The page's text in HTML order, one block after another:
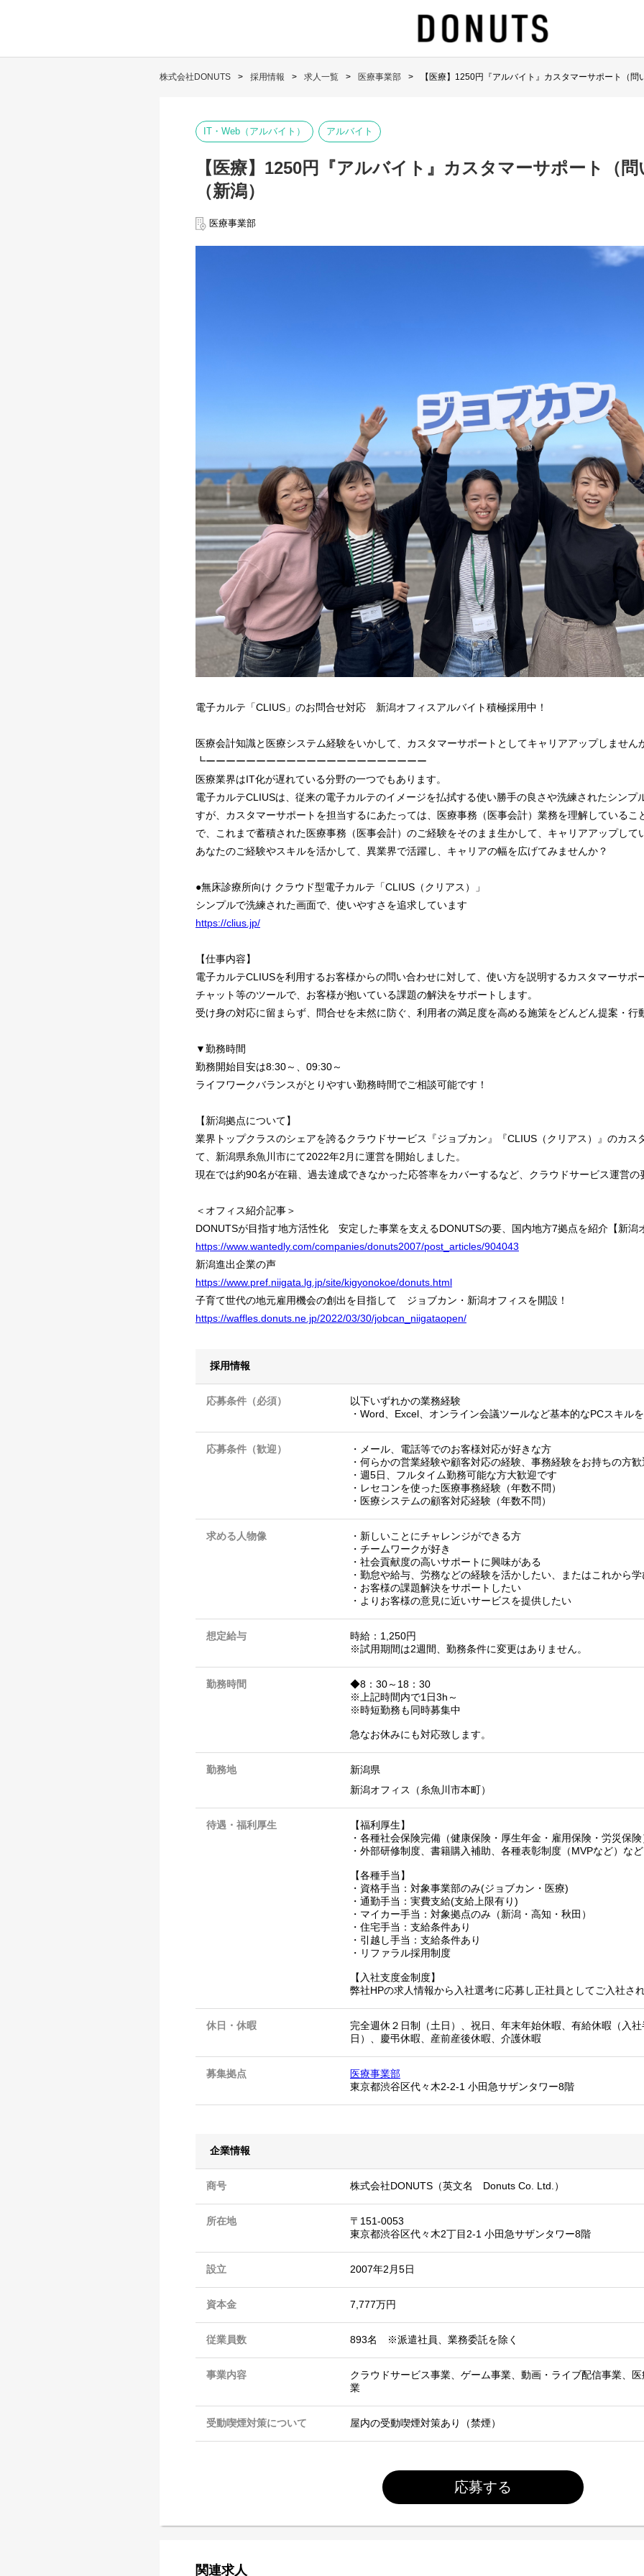
株式会社DONUTS 採用情報 求人一覧 医療事業部 【医療】1250円『アルバイト』カスタマーサポート（問
IT・Web（アルバイト） アルバイト
【医療】1250円『アルバイト』カスタマーサポート（
（新潟）
医療事業部
電子カルテ「CLIUS」のお問合せ対応 新潟オフィスアルバイト積極採用中！
医療会計知識と医療システム経験をいかして、カスタマーサポートとしてキャリアアップしません
┗ーーーーーーーーーーーーーーーーーーーーーー
医療業界はIT化が遅れている分野の一つでもあります。
電子カルテCLIUSは、従来の電子カルテのイメージを払拭する使い勝手の良さや洗練されたシンプ
すが、カスタマーサポートを担当するにあたっては、医療事務（医事会計）業務を理解しているこ
で、これまで蓄積された医療事務（医事会計）のご経験をそのまま生かして、キャリアアップして
あなたのご経験やスキルを活かして、異業界で活躍し、キャリアの幅を広げてみませんか？
●無床診療所向け クラウド型電子カルテ「CLIUS（クリアス）」
シンプルで洗練された画面で、使いやすさを追求しています
https://clius.jp/
【仕事内容】
電子カルテCLIUSを利用するお客様からの問い合わせに対して、使い方を説明するカスタマーサポ
チャット等のツールで、お客様が抱いている課題の解決をサポートします。
受け身の対応に留まらず、問合せを未然に防ぐ、利用者の満足度を高める施策をどんどん提案・行
▼勤務時間
勤務開始目安は8:30～、09:30～
ライフワークバランスがとりやすい勤務時間でご相談可能です！
【新潟拠点について】
業界トップクラスのシェアを誇るクラウドサービス『ジョブカン』『CLIUS（クリアス）』のカス
て、新潟県糸魚川市にて2022年2月に運営を開始しました。
現在では約90名が在籍、過去達成できなかった応答率をカバーするなど、クラウドサービス運営の
＜オフィス紹介記事＞
DONUTSが目指す地方活性化 安定した事業を支えるDONUTSの要、国内地方7拠点を紹介【新潟
https://www.wantedly.com/companies/donuts2007/post_articles/904043
新潟進出企業の声
https://www.pref.niigata.lg.jp/site/kigyonokoe/donuts.html
子育て世代の地元雇用機会の創出を目指して ジョブカン・新潟オフィスを開設！
https://waffles.donuts.ne.jp/2022/03/30/jobcan_niigataopen/
採用情報
応募条件（必須）
以下いずれかの業務経験
・Word、Excel、オンライン会議ツールなど基本的なPCスキル
応募条件（歓迎）
・メール、電話等でのお客様対応が好きな方
・何らかの営業経験や顧客対応の経験、事務経験をお持ちの方
・週5日、フルタイム勤務可能な方大歓迎です
・レセコンを使った医療事務経験（年数不問）
・医療システムの顧客対応経験（年数不問）
求める人物像
・新しいことにチャレンジができる方
・チームワークが好き
・社会貢献度の高いサポートに興味がある
・勤怠や給与、労務などの経験を活かしたい、またはこれから
・お客様の課題解決をサポートしたい
・よりお客様の意見に近いサービスを提供したい
想定給与
時給：1,250円
※試用期間は2週間、勤務条件に変更はありません。
勤務時間
◆8：30～18：30
※上記時間内で1日3h～
※時短勤務も同時募集中
急なお休みにも対応致します。
勤務地
新潟県
新潟オフィス（糸魚川市本町）
待遇・福利厚生
【福利厚生】
・各種社会保険完備（健康保険・厚生年金・雇用保険・労災保険
・外部研修制度、書籍購入補助、各種表彰制度（MVPなど）など
【各種手当】
・資格手当：対象事業部のみ(ジョブカン・医療)
・通勤手当：実費支給(支給上限有り)
・マイカー手当：対象拠点のみ（新潟・高知・秋田）
・住宅手当：支給条件あり
・引越し手当：支給条件あり
・リファラル採用制度
【入社支度金制度】
弊社HPの求人情報から入社選考に応募し正社員としてご入社さ
休日・休暇
完全週休２日制（土日）、祝日、年末年始休暇、有給休暇（入
日）、慶弔休暇、産前産後休暇、介護休暇
募集拠点
医療事業部
東京都渋谷区代々木2-2-1 小田急サザンタワー8階
企業情報
商号 株式会社DONUTS（英文名 Donuts Co. Ltd.）
所在地
〒151-0053
東京都渋谷区代々木2丁目2-1 小田急サザンタワー8階
設立 2007年2月5日
資本金 7,777万円
従業員数 893名 ※派遣社員、業務委託を除く
事業内容
クラウドサービス事業、ゲーム事業、動画・ライブ配信事業、
業
受動喫煙対策について 屋内の受動喫煙対策あり（禁煙）
応募する
関連求人